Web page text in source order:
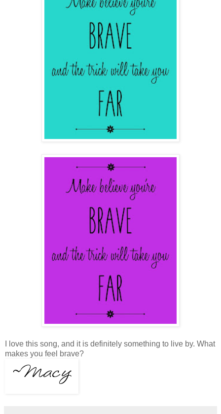
I love this song, and it is definitely something to live by. What
makes you feel brave?